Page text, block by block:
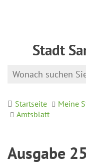
Stadt
Startseite Meine
Amtsblatt
Ausgabe